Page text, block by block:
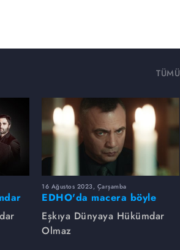
TÜMÜ
16 Ağustos 2023, Çarşamba
EDHO'da macera böyle
başlamıştı...
Eşkıya Dünyaya Hükümdar
Olmaz